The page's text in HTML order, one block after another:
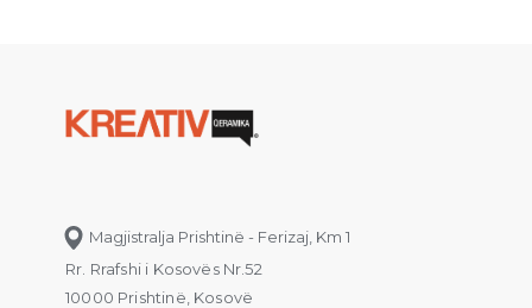
Magjistralja Prishtinë - Ferizaj, Km 1
Rr. Rrafshi i Kosovës Nr.52
10000 Prishtinë, Kosovë